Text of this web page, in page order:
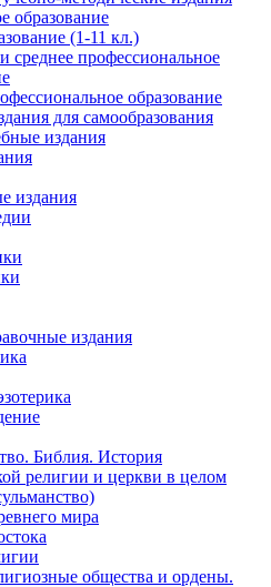
образование
(1-11 кл.)
среднее профессиональное
образование
для самообразования
издания
издания
издания
Библия. История
религии и церкви в целом
мира
общества и ордены.